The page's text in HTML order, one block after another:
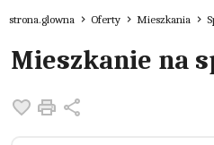
strona.glowna Oferty Mieszkania
Mieszkanie na
Dodaj do ulubionych
Drukuj